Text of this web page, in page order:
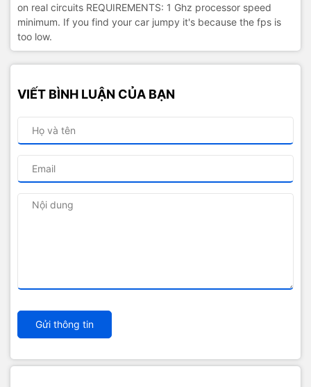
on real circuits REQUIREMENTS: 1 Ghz processor speed
minimum. If you find your car jumpy it's because the fps is
too low.
VIẾT BÌNH LUẬN CỦA BẠN
Gửi thông tin